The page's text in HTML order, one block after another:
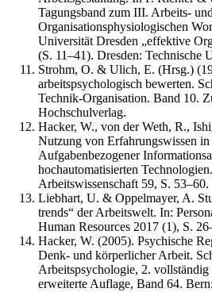
Tagungsband zum III. Arbeits- und
Organisationsphysiologischen
Universität Dresden „effektive
(S. 11–41). Dresden: Technische
Strohm, O. & Ulich, E. (Hrsg.)
arbeitspsychologisch bewerten.
Technik-Organisation. Band 10.
Hochschulverlag.
Hacker, W., von der Weth, R.,
Nutzung von Erfahrungswissen
Aufgabenbezogener
hochautomatisierten
Arbeitswissenschaft 59, S. 53–60.
Liebhart, U. & Oppelmayer, A.
trends“ der Arbeitswelt. In:
Human Resources 2017 (1), S.
Hacker, W. (2005). Psychische
Denk- und körperlicher Arbeit.
Arbeitspsychologie, 2. vollständig
erweiterte Auflage, Band 64.